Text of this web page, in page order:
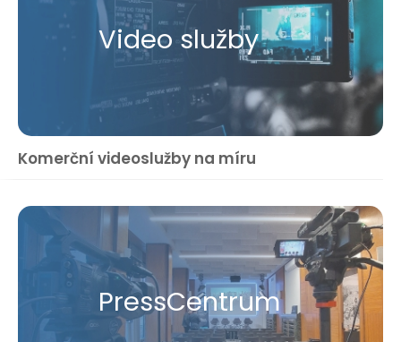
Video služby
Komerční videoslužby na míru
Press​Centrum